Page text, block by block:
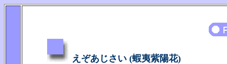
えぞあじさい (蝦夷紫陽花)